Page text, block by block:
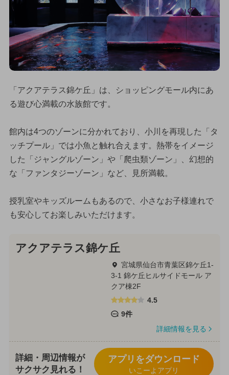
「アクアテラス錦ケ丘」は、ショッピングモール内にあ
る遊び心満載の水族館です。
館内は4つのゾーンに分かれており、小川を再現した「タ
ッチプール」では小魚と触れ合えます。熱帯をイメージ
した「ジャングルゾーン」や「爬虫類ゾーン」、幻想的
な「ファンタジーゾーン」など、見所満載。
授乳室やキッズルームもあるので、小さなお子様連れで
も安心してお楽しみいただけます。
アクアテラス錦ケ丘
宮城県仙台市青葉区錦ケ丘1-
3-1 錦ケ丘ヒルサイドモール ア
クア棟2F
4.5
9件
詳細情報を見る
詳細・周辺情報が
サクサク見れる！
アプリをダウンロード
いこーよアプリ